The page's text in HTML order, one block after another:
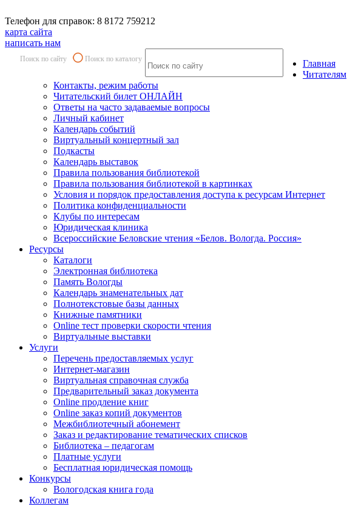
Телефон для справок: 8 8172 759212
карта сайта
написать нам
Поиск по сайту Поиск по каталогу
Главная
Читателям
Контакты, режим работы
Читательский билет ОНЛАЙН
Ответы на часто задаваемые вопросы
Личный кабинет
Календарь событий
Виртуальный концертный зал
Подкасты
Календарь выставок
Правила пользования библиотекой
Правила пользования библиотекой в картинках
Условия и порядок предоставления доступа к ресурсам Интернет
Политика конфиденциальности
Клубы по интересам
Юридическая клиника
Всероссийские Беловские чтения «Белов. Вологда. Россия»
Ресурсы
Каталоги
Электронная библиотека
Память Вологды
Календарь знаменательных дат
Полнотекстовые базы данных
Книжные памятники
Online тест проверки скорости чтения
Виртуальные выставки
Услуги
Перечень предоставляемых услуг
Интернет-магазин
Виртуальная справочная служба
Предварительный заказ документа
Online продление книг
Online заказ копий документов
Межбиблиотечный абонемент
Заказ и редактирование тематических списков
Библиотека – педагогам
Платные услуги
Бесплатная юридическая помощь
Конкурсы
Вологодская книга года
Коллегам